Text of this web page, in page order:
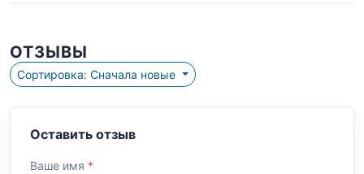
ОТЗЫВЫ
Сортировка: Сначала новые
Оставить отзыв
Ваше имя *